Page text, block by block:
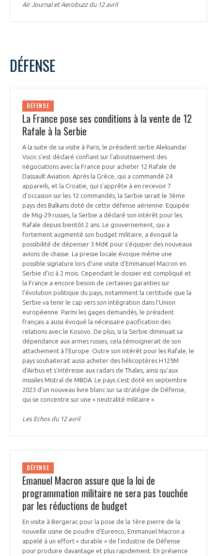
Air Journal et Aerobuzz du 12 avril
DÉFENSE
DÉFENSE
La France pose ses conditions à la vente de 12
Rafale à la Serbie
A la suite de sa visite à Paris, le président serbe Aleksandar
Vucic s'est déclaré confiant sur l'aboutissement des
négociations avec la France pour acheter 12 Rafale de
Dassault Aviation. Après la Grèce, qui a commandé 24
appareils, et la Croatie, qui s’apprête à en recevoir 7
d’occasion sur les 12 commandés, la Serbie serait le 3ème
pays des Balkans doté de cette défense aérienne. Equipée
de Mig-29 russes, la Serbie a déclaré son intérêt pour les
Rafale depuis bientôt 2 ans. Le gouvernement, qui a
fortement augmenté son budget militaire, a évoqué la
possibilité de dépenser 3 Md€ pour s'équiper des nouveaux
avions de chasse. La presse locale évoque même une
possible signature lors d'une visite d'Emmanuel Macron en
Serbie d'ici à 2 mois. Cependant le dossier est compliqué et
la France a encore besoin de certaines garanties sur
l'évolution politique du pays, notamment la certitude que la
Serbie va tenir le cap vers son intégration dans l'Union
européenne. Parmi les gages demandés, le président
français a aussi évoqué la nécessaire pacification des
relations avec le Kosovo. De plus, si la Serbie diminuait sa
dépendance aux armes russes, cela témoignerait de son
attachement à l'Europe. Outre son intérêt pour les Rafale, le
pays souhaiterait aussi acheter des hélicoptères H125M
d'Airbus et s'intéresse aux radars de Thales, ainsi qu'aux
missiles Mistral de MBDA. Le pays s'est doté en septembre
2023 d'un nouveau livre blanc sur sa stratégie de Défense,
qui se concentre sur une « neutralité militaire ».
Les Echos du 12 avril
DÉFENSE
Emanuel Macron assure que la loi de
programmation militaire ne sera pas touchée
par les réductions de budget
En visite à Bergerac pour la pose de la 1ère pierre de la
nouvelle usine de poudre d'Eurenco, Emmanuel Macron a
appelé à un effort « durable » de l'industrie de Défense
pour produire davantage et plus rapidement. En présence